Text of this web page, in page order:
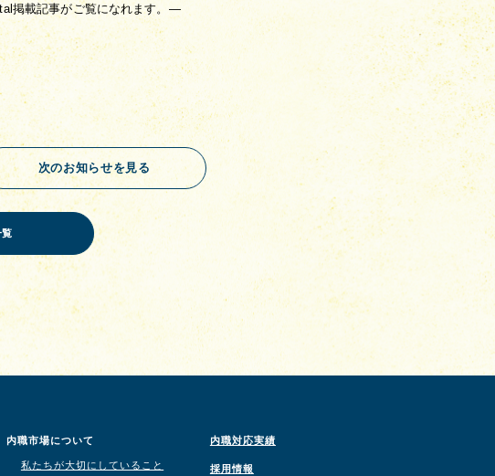
掲載記事がご覧になれます。—
次のお知らせを見る
覧
内職市場について
私たちが大切にしていること
内職対応実績
採用情報